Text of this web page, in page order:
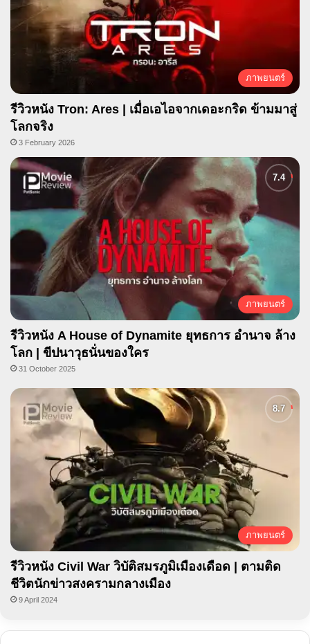
ภาพยนตร์
รีวิวหนัง Tron: Ares | เมื่อเอไอจากเดอะกริด ข้ามมาสู่
โลกจริง
3 February 2026
ภาพยนตร์
รีวิวหนัง A House of Dynamite ยุทธการ อำนาจ ล้าง
โลก | ขีปนาวุธนั่นของใคร
31 October 2025
ภาพยนตร์
รีวิวหนัง Civil War วิบัติสมรภูมิเมืองเดือด | ตามติด
ชีวิตนักข่าวสงครามกลางเมือง
9 April 2024